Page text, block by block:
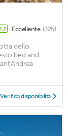
Eccellente (325)
dello
bed and
Verifica disponibilità